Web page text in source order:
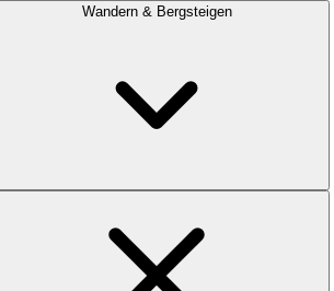
Wandern & Bergsteigen